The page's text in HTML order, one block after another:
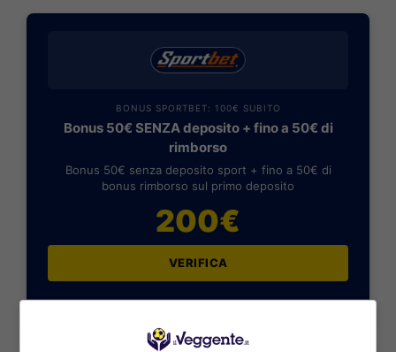
BONUS SPORTBET: 100€ SUBITO
Bonus 50€ SENZA deposito + fino a 50€ di
rimborso
Bonus 50€ senza deposito sport + fino a 50€ di
bonus rimborso sul primo deposito
200€
VERIFICA